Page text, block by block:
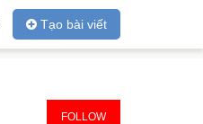
Tạo bài viết
FOLLOW